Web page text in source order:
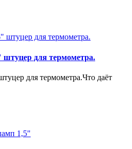
для термометра.
для термометра.Что даёт